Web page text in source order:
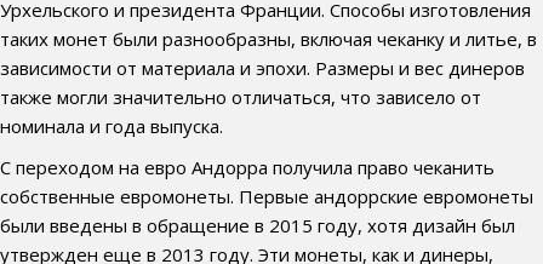
Урхельского и президента Франции. Способы изготовления
таких монет были разнообразны, включая чеканку и литье, в
зависимости от материала и эпохи. Размеры и вес динеров
также могли значительно отличаться, что зависело от
номинала и года выпуска.
С переходом на евро Андорра получила право чеканить
собственные евромонеты. Первые андоррские евромонеты
были введены в обращение в 2015 году, хотя дизайн был
утвержден еще в 2013 году. Эти монеты, как и динеры,